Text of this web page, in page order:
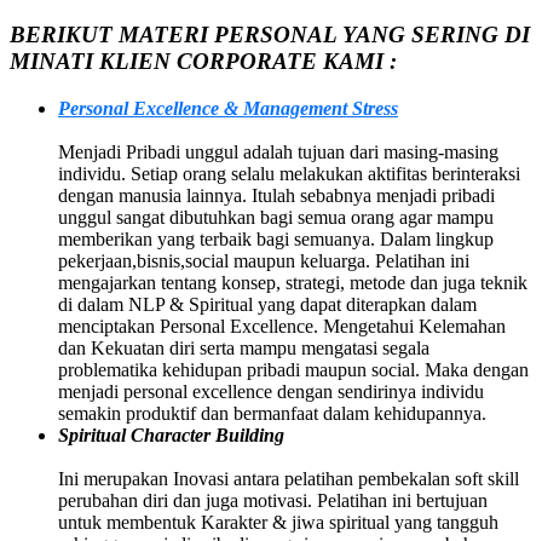
BERIKUT MATERI PERSONAL YANG SERING DI
MINATI KLIEN CORPORATE KAMI :
Personal Excellence & Management Stress
Menjadi Pribadi unggul adalah tujuan dari masing-masing
individu. Setiap orang selalu melakukan aktifitas berinteraksi
dengan manusia lainnya. Itulah sebabnya menjadi pribadi
unggul sangat dibutuhkan bagi semua orang agar mampu
memberikan yang terbaik bagi semuanya. Dalam lingkup
pekerjaan,bisnis,social maupun keluarga. Pelatihan ini
mengajarkan tentang konsep, strategi, metode dan juga teknik
di dalam NLP & Spiritual yang dapat diterapkan dalam
menciptakan Personal Excellence. Mengetahui Kelemahan
dan Kekuatan diri serta mampu mengatasi segala
problematika kehidupan pribadi maupun social. Maka dengan
menjadi personal excellence dengan sendirinya individu
semakin produktif dan bermanfaat dalam kehidupannya.
Spiritual Character Building
Ini merupakan Inovasi antara pelatihan pembekalan soft skill
perubahan diri dan juga motivasi. Pelatihan ini bertujuan
untuk membentuk Karakter & jiwa spiritual yang tangguh